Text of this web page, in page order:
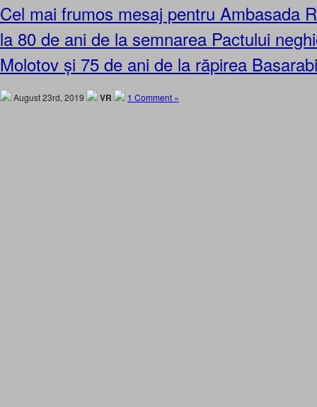
Cel mai frumos mesaj pentru Ambasada
la 80 de ani de la semnarea Pactului
Molotov și 75 de ani de la răpirea
August 23rd, 2019 VR 1 Comment »